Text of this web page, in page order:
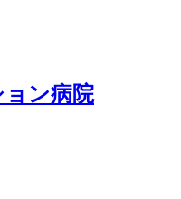
ン病院